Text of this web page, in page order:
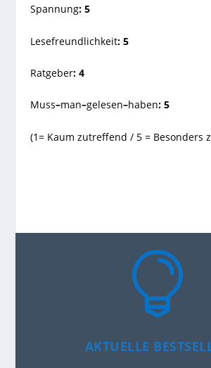
Spannung: 5
Lesefreundlichkeit: 5
Ratgeber: 4
Muss–man–gelesen–haben: 5
(1= Kaum zutreffend / 5 = Besonders

AKTUELLE